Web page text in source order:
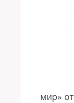
мир»